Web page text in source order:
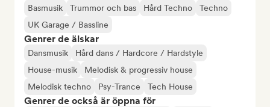
Basmusik Trummor och bas Hård Techno
Techno
UK Garage / Bassline
Genrer de älskar
Dansmusik
Hård dans / Hardcore / Hardstyle
House-musik
Melodisk & progressiv house
Melodisk techno
Psy-Trance Tech House
Genrer de också är öppna för